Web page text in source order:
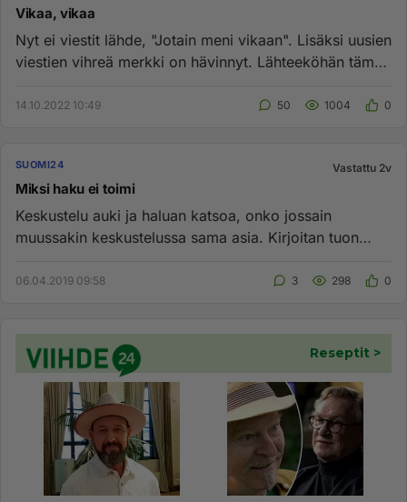
Vikaa, vikaa
Nyt ei viestit lähde, "Jotain meni vikaan". Lisäksi uusien
viestien vihreä merkki on hävinnyt. Lähteeköhän tämä
14.10.2022 10:49 50 1004 0
SUOMI24 Vastattu 2v
Miksi haku ei toimi
Keskustelu auki ja haluan katsoa, onko jossain
muussakin keskustelussa sama asia. Kirjoitan tuon
06.04.2019 09:58 3 298 0